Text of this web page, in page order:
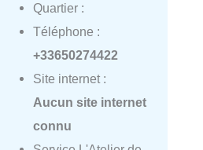
Quartier :
Téléphone :
+33650274422
Site internet :
Aucun site internet
connu